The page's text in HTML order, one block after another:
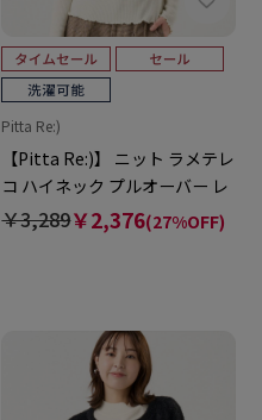
Pitta Re:)
【Pitta Re:)】 ニット ラメテレ
コ ハイネック プルオーバー レ
ディース
￥3,289￥2,376(27%OFF)